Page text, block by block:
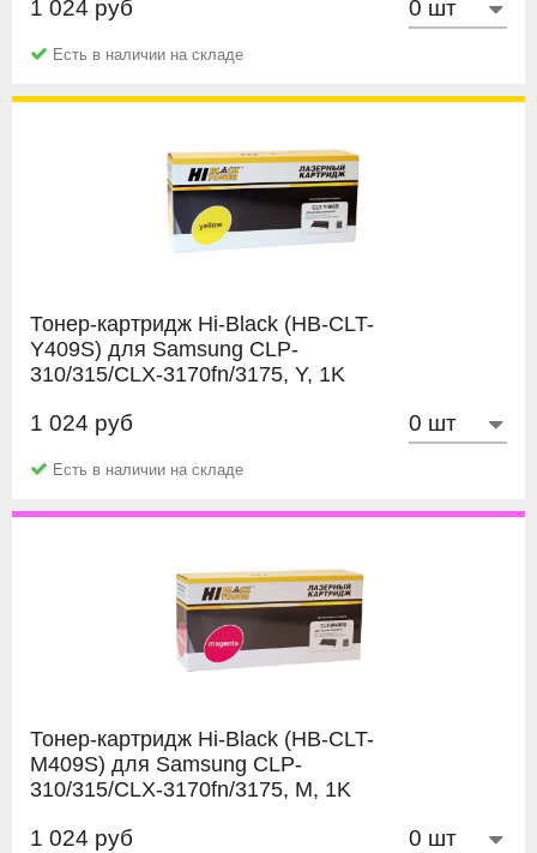
Hi-Black
1 024 руб
Есть в наличии на складе
Тонер-картридж Hi-Black (HB-CLT-
Y409S) для Samsung CLP-
310/315/CLX-3170fn/3175, Y, 1K
Hi-Black
1 024 руб
Есть в наличии на складе
Тонер-картридж Hi-Black (HB-CLT-
M409S) для Samsung CLP-
310/315/CLX-3170fn/3175, M, 1K
Hi-Black
1 024 руб